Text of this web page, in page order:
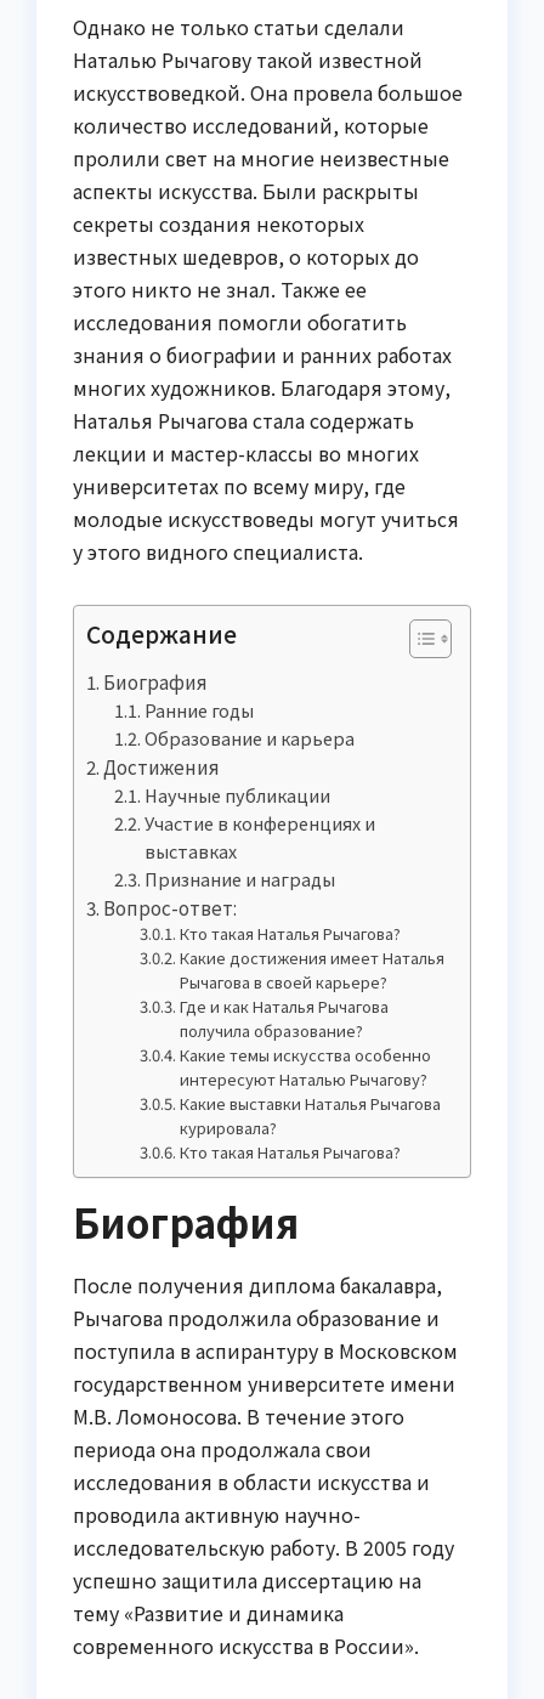
Однако не только статьи сделали
Наталью Рычагову такой известной
искусствоведкой. Она провела большое
количество исследований, которые
пролили свет на многие неизвестные
аспекты искусства. Были раскрыты
секреты создания некоторых
известных шедевров, о которых до
этого никто не знал. Также ее
исследования помогли обогатить
знания о биографии и ранних работах
многих художников. Благодаря этому,
Наталья Рычагова стала содержать
лекции и мастер-классы во многих
университетах по всему миру, где
молодые искусствоведы могут учиться
у этого видного специалиста.
Содержание
Биография
Ранние годы
Образование и карьера
Достижения
Научные публикации
Участие в конференциях и
выставках
Признание и награды
Вопрос-ответ:
Кто такая Наталья Рычагова?
Какие достижения имеет Наталья
Рычагова в своей карьере?
Где и как Наталья Рычагова
получила образование?
Какие темы искусства особенно
интересуют Наталью Рычагову?
Какие выставки Наталья Рычагова
курировала?
Кто такая Наталья Рычагова?
Биография
После получения диплома бакалавра,
Рычагова продолжила образование и
поступила в аспирантуру в Московском
государственном университете имени
М.В. Ломоносова. В течение этого
периода она продолжала свои
исследования в области искусства и
проводила активную научно-
исследовательскую работу. В 2005 году
успешно защитила диссертацию на
тему «Развитие и динамика
современного искусства в России».